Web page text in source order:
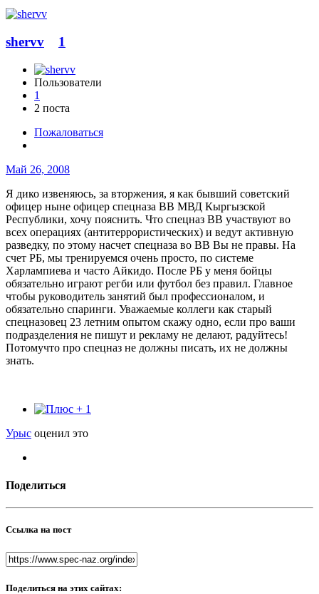
shervv 1
Пользователи
1
2 поста
Пожаловаться
Май 26, 2008
Я дико извеняюсь, за вторжения, я как бывший советский
офицер ныне офицер спецназа ВВ МВД Кыргызской
Республики, хочу пояснить. Что спецназ ВВ участвуют во
всех операциях (антитеррористических) и ведут активную
разведку, по этому насчет спецназа во ВВ Вы не правы. На
счет РБ, мы тренируемся очень просто, по системе
Харлампиева и часто Айкидо. После РБ у меня бойцы
обязательно играют регби или футбол без правил. Главное
чтобы руководитель занятий был профессионалом, и
обязательно спаринги. Уважаемые коллеги как старый
спецназовец 23 летним опытом скажу одно, если про ваши
подразделения не пишут и рекламу не делают, радуйтесь!
Потомучто про спецназ не должны писать, их не должны
знать.
1
Урыс оценил это
Поделиться
Ссылка на пост
Поделиться на этих сайтах: